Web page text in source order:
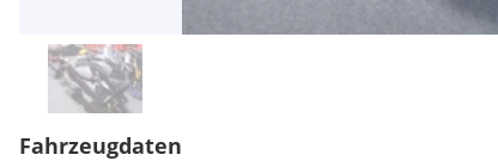
Fahrzeugdaten